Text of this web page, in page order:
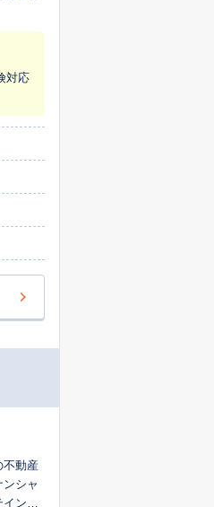
対応
シャ